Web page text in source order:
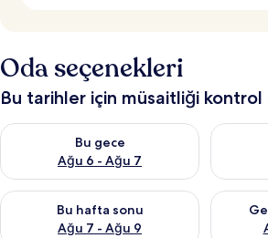
Oda seçenekleri
Bu tarihler için müsaitliği kontrol
Bu gece
Ağu 6 - Ağu 7
Bu gece için müsaitliği kontrol et Ağu 6 -
Yarın
Bu hafta sonu
Ağu 7 - Ağu 9
Bu hafta sonu için müsaitliği kontrol et